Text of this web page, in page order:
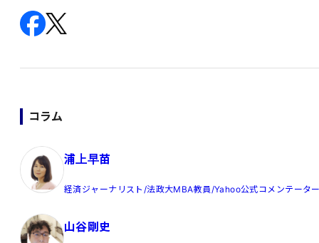
コラム
浦上早苗
経済ジャーナリスト/法政大MBA教員/Yahoo公式コメンテータ
山谷剛史